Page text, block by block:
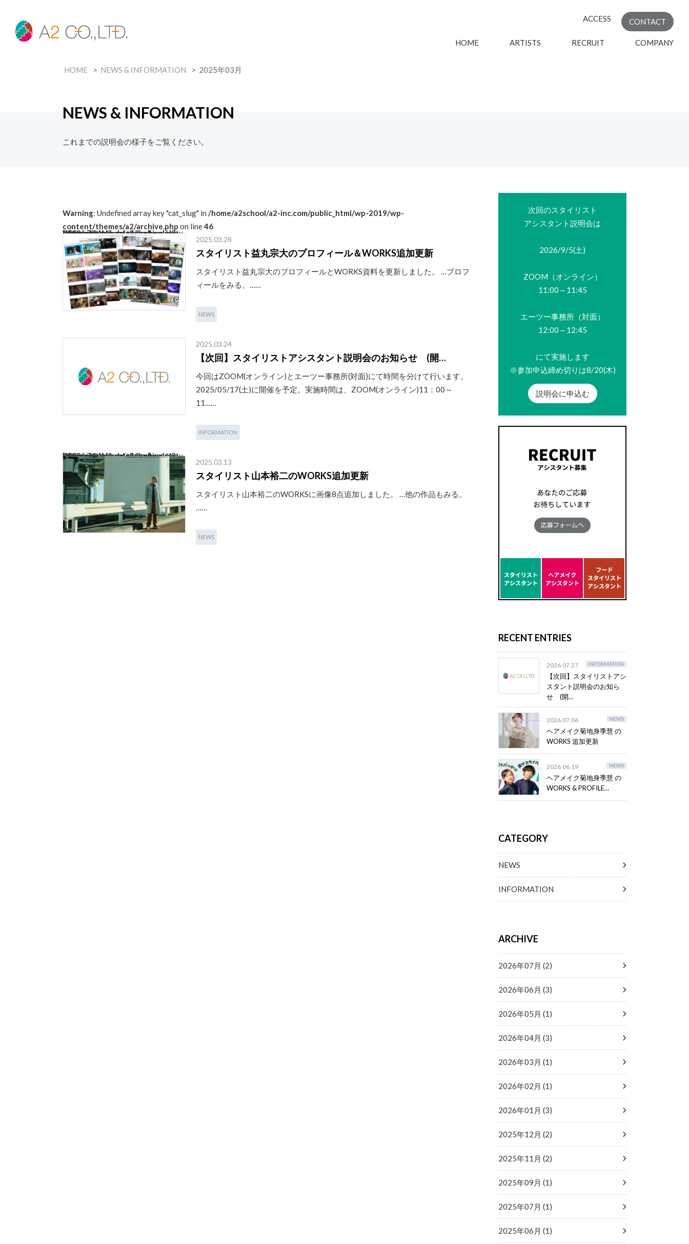
HOME ARTISTS RECRUIT COMPANY
ACCESS CONTACT
HOME NEWS & INFORMATION 2025年03月
NEWS & INFORMATION
これまでの説明会の様子をご覧ください。
Warning: Undefined array key "cat_slug" in /home/a2school/a2-inc.com/public_html/wp-2019/wp-
content/themes/a2/archive.php on line46
Warning
: Attempt to read property "ID" on int in
/home/a2school/a2-inc.com/public_html/wp-2019/wp-content/themes/a2/archive.php
on line76
2025.03.28
スタイリスト益丸宗大のプロフィール＆WORKS追加更新
スタイリスト益丸宗大のプロフィールとWORKS資料を更新しました。 …プロフ
ィールをみる。……
NEWS
2025.03.24
【次回】スタイリストアシスタント説明会のお知らせ (開…
今回はZOOM(オンライン)とエーツー事務所(対面)にて時間を分けて行います。
2025/05/17(土)に開催を予定。実施時間は、ZOOM(オンライン)11：00～
11……
INFORMATION
Warning
: Attempt to read property "ID" on int in
/home/a2school/a2-inc.com/public_html/wp-2019/wp-content/themes/a2/archive.php
on line76
2025.03.13
スタイリスト山本裕二のWORKS追加更新
スタイリスト山本裕二のWORKSに画像8点追加しました。 …他の作品もみる。
……
NEWS
次回のスタイリスト
アシスタント説明会は
2026/9/5(土)
ZOOM（オンライン）
11:00～11:45
エーツー事務所（対面）
12:00～12:45
にて実施します
※参加申込締め切りは8/20(木)
説明会に申込む
RECENT ENTRIES
2026.07.27 INFORMATION
【次回】スタイリストアシ
スタント説明会のお知ら
せ (開…
2026.07.06 NEWS
ヘアメイク菊地身季慧 の
WORKS 追加更新
2026.06.19 NEWS
ヘアメイク菊地身季慧 の
WORKS & PROFILE…
CATEGORY
NEWS
INFORMATION
ARCHIVE
2026年07月 (2)
2026年06月 (3)
2026年05月 (1)
2026年04月 (3)
2026年03月 (1)
2026年02月 (1)
2026年01月 (3)
2025年12月 (2)
2025年11月 (2)
2025年09月 (1)
2025年07月 (1)
2025年06月 (1)